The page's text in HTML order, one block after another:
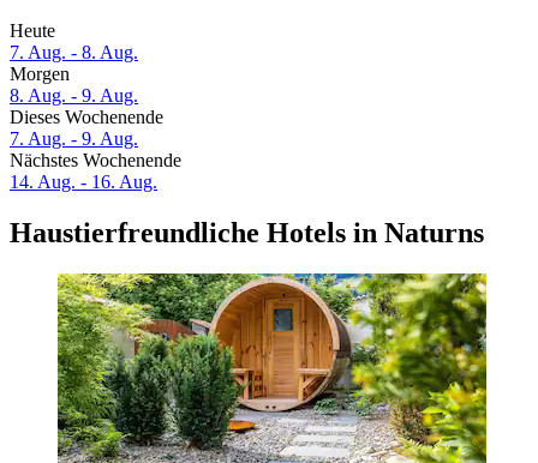
Heute
7. Aug. - 8. Aug.
Morgen
8. Aug. - 9. Aug.
Dieses Wochenende
7. Aug. - 9. Aug.
Nächstes Wochenende
14. Aug. - 16. Aug.
Haustierfreundliche Hotels in Naturns